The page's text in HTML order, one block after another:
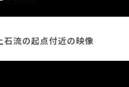
流の起点付近の映像